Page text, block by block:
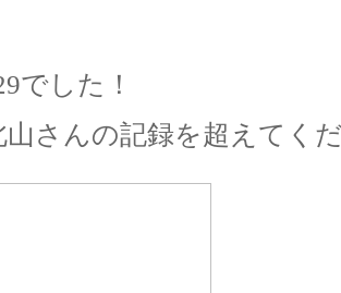
でした！
山さんの記録を超えてく